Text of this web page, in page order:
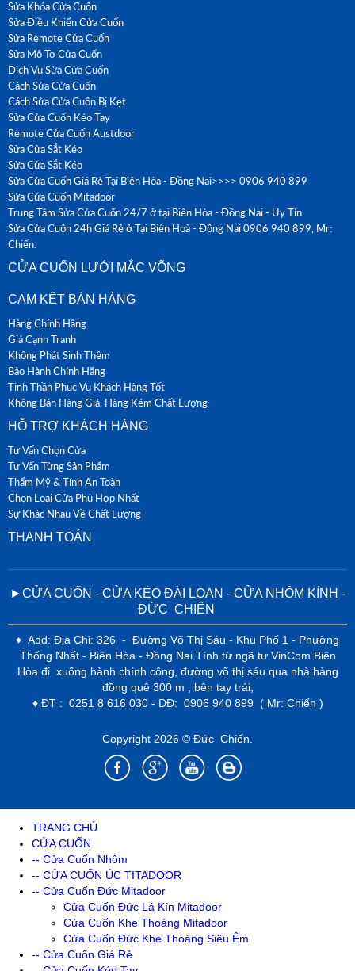
Sửa Khóa Cửa Cuốn
Sửa Điều Khiển Cửa Cuốn
Sửa Remote Cửa Cuốn
Sửa Mô Tơ Cửa Cuốn
Dịch Vụ Sửa Cửa Cuốn
Cách Sửa Cửa Cuốn
Cách Sửa Cửa Cuốn Bị Kẹt
Sửa Cửa Cuốn Kéo Tay
Remote Cửa Cuốn Austdoor
Sửa Cửa Sắt Kéo
Sửa Cửa Sắt Kéo
Sửa Cửa Cuốn Giá Rẻ Tại Biên Hòa - Đồng Nai>>>> 0906 940 899
Sửa Cửa Cuốn Mitadoor
Trung Tâm Sửa Cửa Cuốn 24/7 ở tại Biên Hòa - Đồng Nai - Uy Tín
Sửa Cửa Cuốn 24h Giá Rẻ ở Tại Biên Hoà - Đồng Nai 0906 940 899, Mr:
Chiến.
CỬA CUỐN LƯỚI MẮC VÕNG
CAM KẾT BÁN HÀNG
Hàng Chính Hãng
Giá Cạnh Tranh
Không Phát Sinh Thêm
Bảo Hành Chính Hãng
Tinh Thần Phục Vụ Khách Hàng Tốt
Không Bán Hàng Giả, Hàng Kém Chất Lượng
HỖ TRỢ KHÁCH HÀNG
Tư Vấn Chọn Cửa
Tư Vấn Từng Sản Phẩm
Thẩm Mỹ & Tính An Toàn
Chọn Loại Cửa Phù Hợp Nhất
Sự Khác Nhau Về Chất Lượng
THANH TOÁN
►CỬA CUỐN - CỬA KÉO ĐÀI LOAN - CỬA NHÔM KÍNH -
ĐỨC CHIẾN
♦ Add: Địa Chỉ: 326 - Đường Võ Thị Sáu - Khu Phố 1 - Phường
Thống Nhất - Biên Hòa - Đồng Nai.Tính từ ngã tư VinCom Biên
Hòa đi xuống hành chính công, đường võ thị sáu qua nhà hàng
đồng quê 300 m , bên tay trái,
♦ ĐT : 0251 8 616 030 - DĐ: 0906 940 899 ( Mr: Chiến )
Copyright 2026 © Đức Chiến.
TRANG CHỦ
CỬA CUỐN
-- Cửa Cuốn Nhôm
-- CỬA CUỐN ÚC TITADOOR
-- Cửa Cuốn Đức Mitadoor
Cửa Cuốn Đức Lá Kín Mitadoor
Cửa Cuốn Khe Thoáng Mitadoor
Cửa Cuốn Đức Khe Thoáng Siêu Êm
-- Cửa Cuốn Giá Rẻ